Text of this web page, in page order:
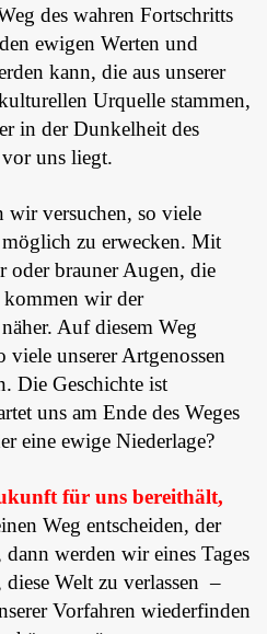
des wahren Fortschritts
ewigen Werten und
kann, die aus unserer
Urquelle stammen,
in der Dunkelheit des
uns liegt.
wir versuchen, so viele
zu erwecken. Mit
oder brauner Augen, die
wir der
Auf diesem Weg
unserer Artgenossen
Die Geschichte ist
uns am Ende des Weges
eine ewige Niederlage?
für uns bereithält,
Weg entscheiden, der
werden wir eines Tages
Welt zu verlassen –
Vorfahren wiederfinden